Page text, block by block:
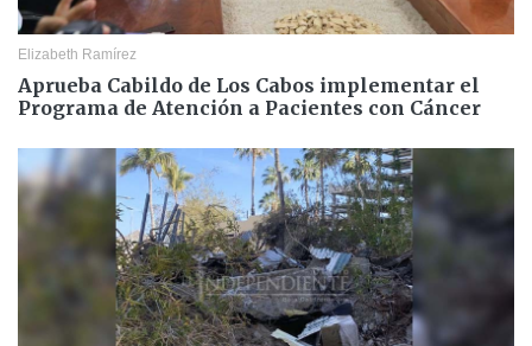
Elizabeth Ramírez
Aprueba Cabildo de Los Cabos implementar el
Programa de Atención a Pacientes con Cáncer